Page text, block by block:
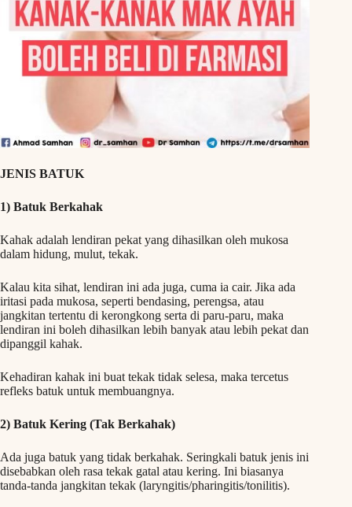
JENIS BATUK
1) Batuk Berkahak
Kahak adalah lendiran pekat yang dihasilkan oleh mukosa
dalam hidung, mulut, tekak.
Kalau kita sihat, lendiran ini ada juga, cuma ia cair. Jika ada
iritasi pada mukosa, seperti bendasing, perengsa, atau
jangkitan tertentu di kerongkong serta di paru-paru, maka
lendiran ini boleh dihasilkan lebih banyak atau lebih pekat dan
dipanggil kahak.
Kehadiran kahak ini buat tekak tidak selesa, maka tercetus
refleks batuk untuk membuangnya.
2) Batuk Kering (Tak Berkahak)
Ada juga batuk yang tidak berkahak. Seringkali batuk jenis ini
disebabkan oleh rasa tekak gatal atau kering. Ini biasanya
tanda-tanda jangkitan tekak (laryngitis/pharingitis/tonilitis).